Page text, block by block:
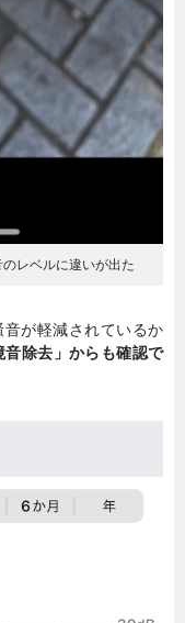
レベルに違いが出た
が軽減されているか
除去」からも確認で